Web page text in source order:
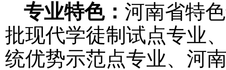
专业特色： 河南省特
批现代学徒制试点专业
统优势示范点专业、河